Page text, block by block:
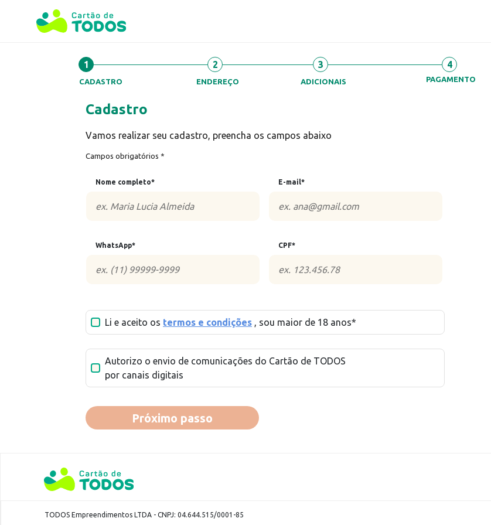
1
CADASTRO
2
ENDEREÇO
3
ADICIONAIS
4
PAGAMENTO
Cadastro
Vamos realizar seu cadastro, preencha os campos abaixo
Campos obrigatórios *
Nome completo* E-mail*
WhatsApp* CPF*
Li e aceito os termos e condições , sou maior de 18 anos*
Autorizo o envio de comunicações do Cartão de TODOS
por canais digitais
Próximo passo
TODOS Empreendimentos LTDA - CNPJ: 04.644.515/0001-85